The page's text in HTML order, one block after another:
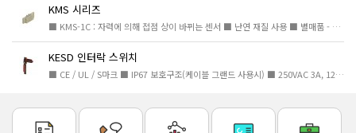
KMS 시리즈
■ KMS-1C : 자력에 의해 접점 상이 바뀌는 센서 ■ 난연 재질 사용 ■ 별매품 - 브라켓, 터미널 커버 ■ U...
KESD 인터락 스위치
■ CE / UL / S마크 ■ IP67 보호구조(케이블 그랜드 사용시) ■ 250VAC 3A, 125VDC 0.55A ■ 접점 : 2B2A,...